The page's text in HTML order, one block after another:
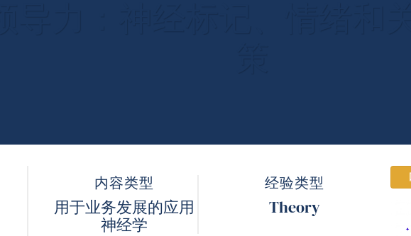
内容类型
用于业务发展的应用
神经学
经验类型
Theory